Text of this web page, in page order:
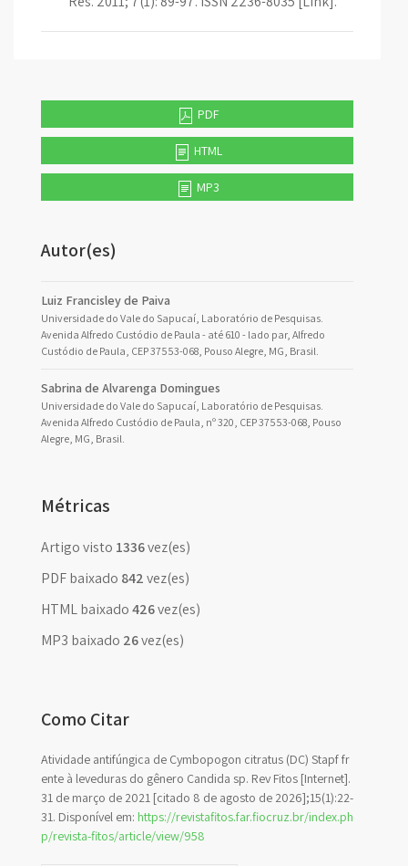
PDF
HTML
MP3
Autor(es)
Luiz Francisley de Paiva
Universidade do Vale do Sapucaí, Laboratório de Pesquisas.
Avenida Alfredo Custódio de Paula - até 610 - lado par, Alfredo
Custódio de Paula, CEP 37553-068, Pouso Alegre, MG, Brasil.
Sabrina de Alvarenga Domingues
Universidade do Vale do Sapucaí, Laboratório de Pesquisas.
Avenida Alfredo Custódio de Paula, nº 320, CEP 37553-068, Pouso
Alegre, MG, Brasil.
Métricas
Artigo visto 1336vez(es)
PDF baixado 842vez(es)
HTML baixado426vez(es)
MP3 baixado 26vez(es)
Como Citar
Atividade antifúngica de Cymbopogon citratus (DC) Stapf fr
ente à leveduras do gênero Candida sp. Rev Fitos [Internet].
31 de março de 2021 [citado 8 de agosto de 2026];15(1):22-
31. Disponível em: https://revistafitos.far.fiocruz.br/index.ph
p/revista-fitos/article/view/958